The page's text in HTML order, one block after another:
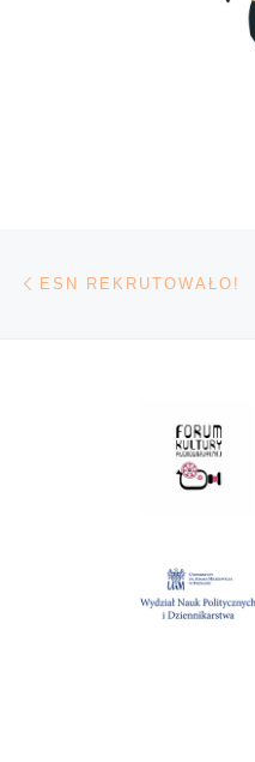
Nawigacja wpisu
ESN REKRUTOWAŁO!